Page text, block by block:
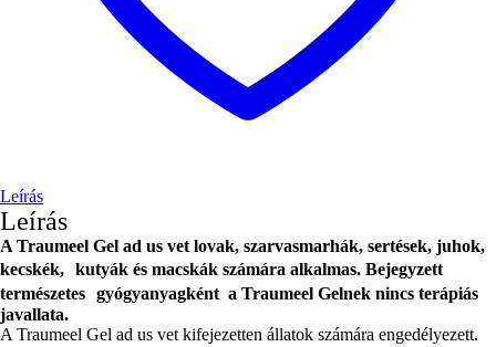
Leírás
Leírás
A Traumeel Gel ad us vet lovak, szarvasmarhák, sertések, juhok,
kecskék, kutyák és macskák számára alkalmas. Bejegyzett
természetes gyógyanyagként a Traumeel Gelnek nincs terápiás
javallata.
A Traumeel Gel ad us vet kifejezetten állatok számára engedélyezett.